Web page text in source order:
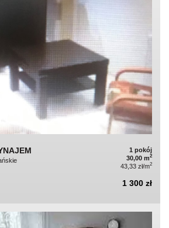
1 pokój
30,00 m2
43,33 zł/m2
1 300 zł